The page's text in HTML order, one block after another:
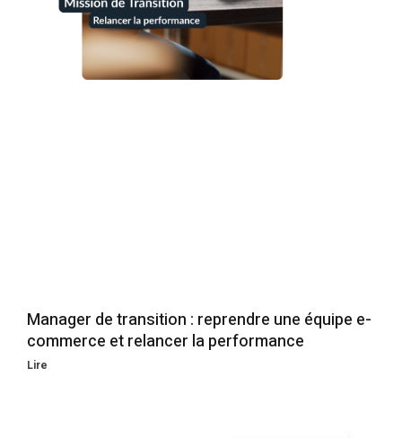
Manager de transition : reprendre une équipe e-
commerce et relancer la performance
Lire